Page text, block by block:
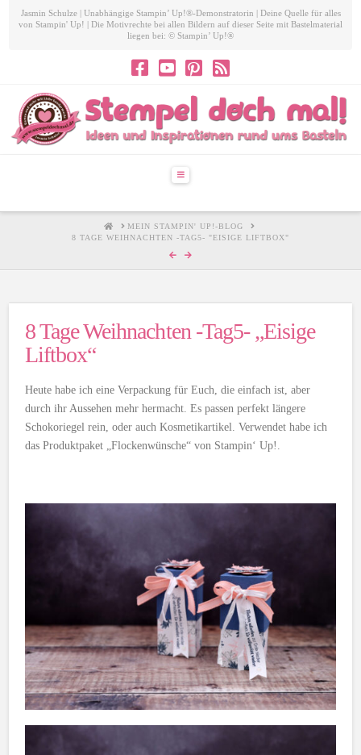
Jasmin Schulze | Unabhängige Stampin’ Up!®-Demonstratorin | Deine Quelle für alles
von Stampin' Up! | Die Motivrechte bei allen Bildern auf dieser Seite mit Bastelmaterial
liegen bei: © Stampin’ Up!®
Navigation
HOMEMEIN STAMPIN' UP!-BLOG
8 TAGE WEIHNACHTEN -TAG5- "EISIGE LIFTBOX"
8 Tage Weihnachten -Tag5- „Eisige
Liftbox“
Heute habe ich eine Verpackung für Euch, die einfach ist, aber
durch ihr Aussehen mehr hermacht. Es passen perfekt längere
Schokoriegel rein, oder auch Kosmetikartikel. Verwendet habe ich
das Produktpaket „Flockenwünsche“ von Stampin‘ Up!.